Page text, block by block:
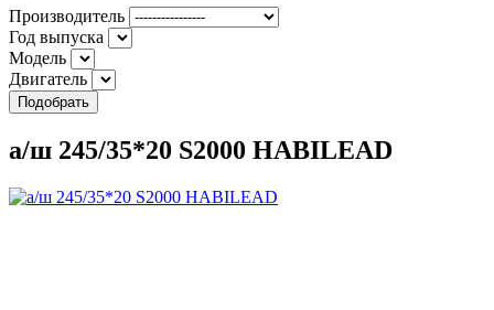
Производитель
Год выпуска
Модель
Двигатель
Подобрать
а/ш 245/35*20 S2000 HABILEAD